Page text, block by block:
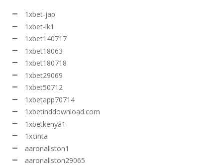
1xbet-jap
1xbet-lk1
1xbet140717
1xbet18063
1xbet180718
1xbet29069
1xbet50712
1xbetapp70714
1xbetinddownload.com
1xbetkenya1
1xcinta
aaronallston1
aaronallston29065